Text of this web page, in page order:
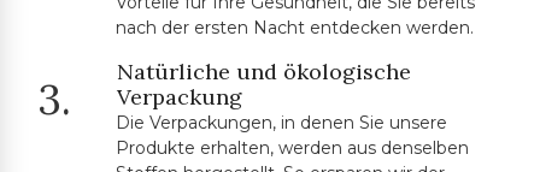
nach der ersten Nacht entdecken werden.
3.
Natürliche und ökologische
Verpackung
Die Verpackungen, in denen Sie unsere
Produkte erhalten, werden aus denselben